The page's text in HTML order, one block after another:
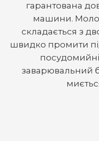
гарантована
машини.
складається з
швидко промити
заварювальний